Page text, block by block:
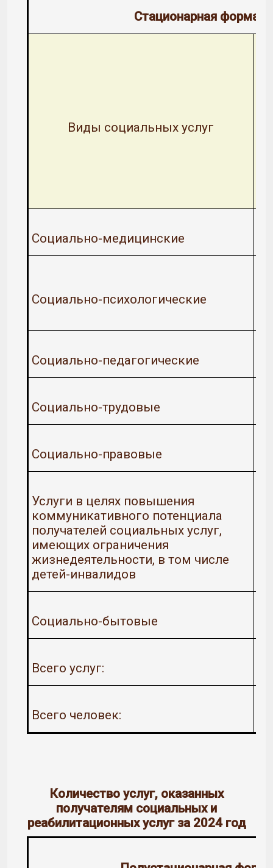
Стационарная форма
Виды социальных услуг
Социально-медицинские
Социально-психологические
Социально-педагогические
Социально-трудовые
Социально-правовые
Услуги в целях повышения
коммуникативного потенциала
получателей социальных услуг,
имеющих ограничения
жизнедеятельности, в том числе
детей-инвалидов
Социально-бытовые
Всего услуг:
Всего человек:
Количество услуг, оказанных
получателям социальных и
реабилитационных услуг за 2024 год